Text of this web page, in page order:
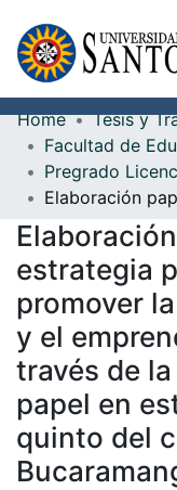
Communities &
All of DSpace
Documents
Home
Tesis y
Facultad de
estrategia
promover
y el
través de
papel en
quinto del